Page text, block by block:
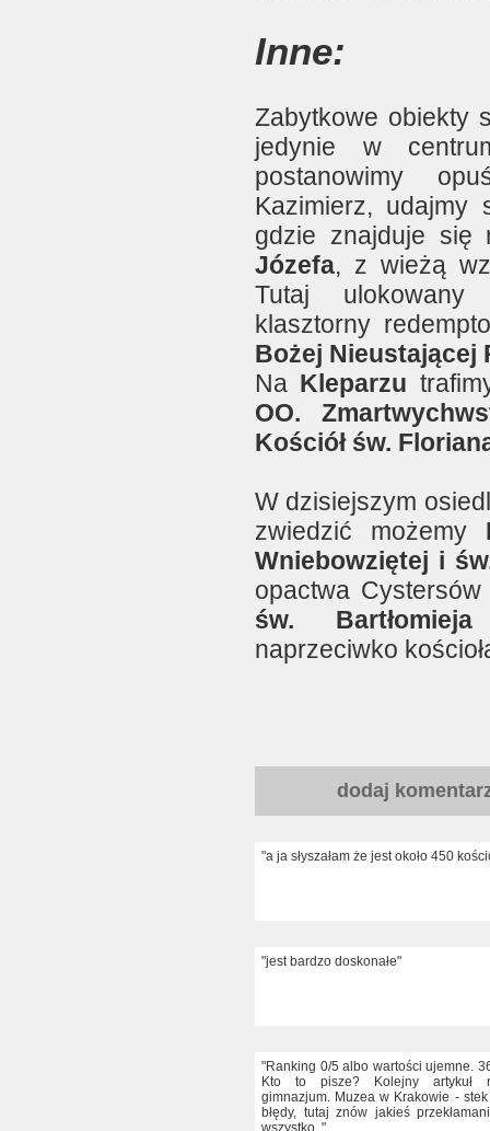
Inne:
Zabytkowe obiekty
jedynie w
postanowimy
Kazimierz,
gdzie znajduje się
Józefa, z wieżą
Tutaj
klasztorny
Bożej Nieustającej
Na Kleparzu
OO.
Kościół św.
W dzisiejszym
zwiedzić możemy
Wniebowziętej i
opactwa
św. Bartłomieja
naprzeciwko
dodaj
"a ja słyszałam że jest około 450
"jest bardzo doskonałe"
"Ranking 0/5 albo wartości ujemne.
Kto to pisze? Kolejny artykuł
gimnazjum. Muzea w Krakowie -
błędy, tutaj znów jakieś
wszystko. "